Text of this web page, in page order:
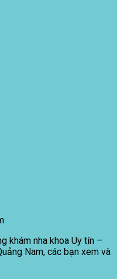
khám nha khoa Uy tín –
Nam, các bạn xem và